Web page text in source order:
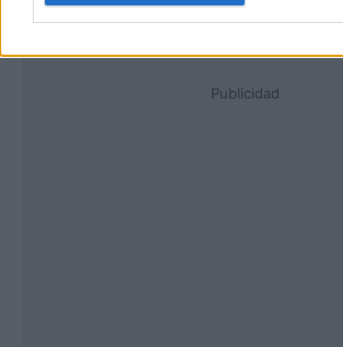
Publicidad